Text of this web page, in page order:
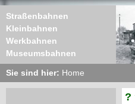
Straßenbahnen
Kleinbahnen
Werkbahnen
Museumsbahnen
Sie sind hier: Home
?